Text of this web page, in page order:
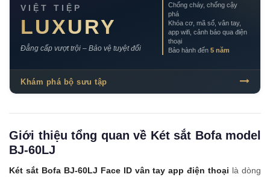
VIỆT TIỆP
LUXURY
Đẳng cấp vượt trội – Bảo vệ tuyệt đối
Chống cháy, chống cậy
phá
Khóa cơ, mã số, vân tay,
app wifi, cảnh báo qua điện
thoại
Bảo hành đến 5 năm
Khám phá bộ sưu tập
Giới thiệu tổng quan về Két sắt Bofa model
BJ-60LJ
Két sắt Bofa BJ-60LJ Face ID vân tay app điện thoại là dòng